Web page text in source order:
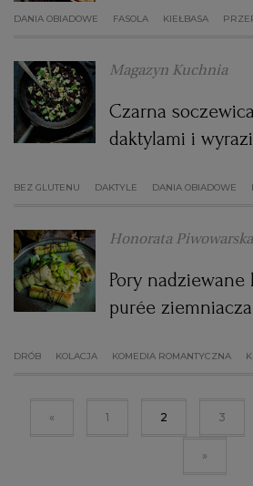
DANIA OBIADOWE FASOLA KIEŁBASA
Magazyn Kuchnia
Czarna
daktylami i
BEZ GLUTENU DAKTYLE DANIA OBIADOWE
Honorata Piwowarska
Pory
purée
DRÓB KOLACJA KOMEDIA ROMANTYCZNA
« 1 2 3
»